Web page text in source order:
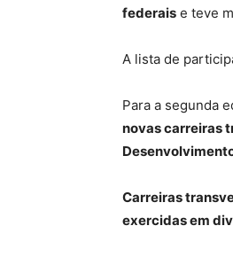
federais e teve
A lista de
Para a segunda
novas carreiras
Carreiras
exercidas em